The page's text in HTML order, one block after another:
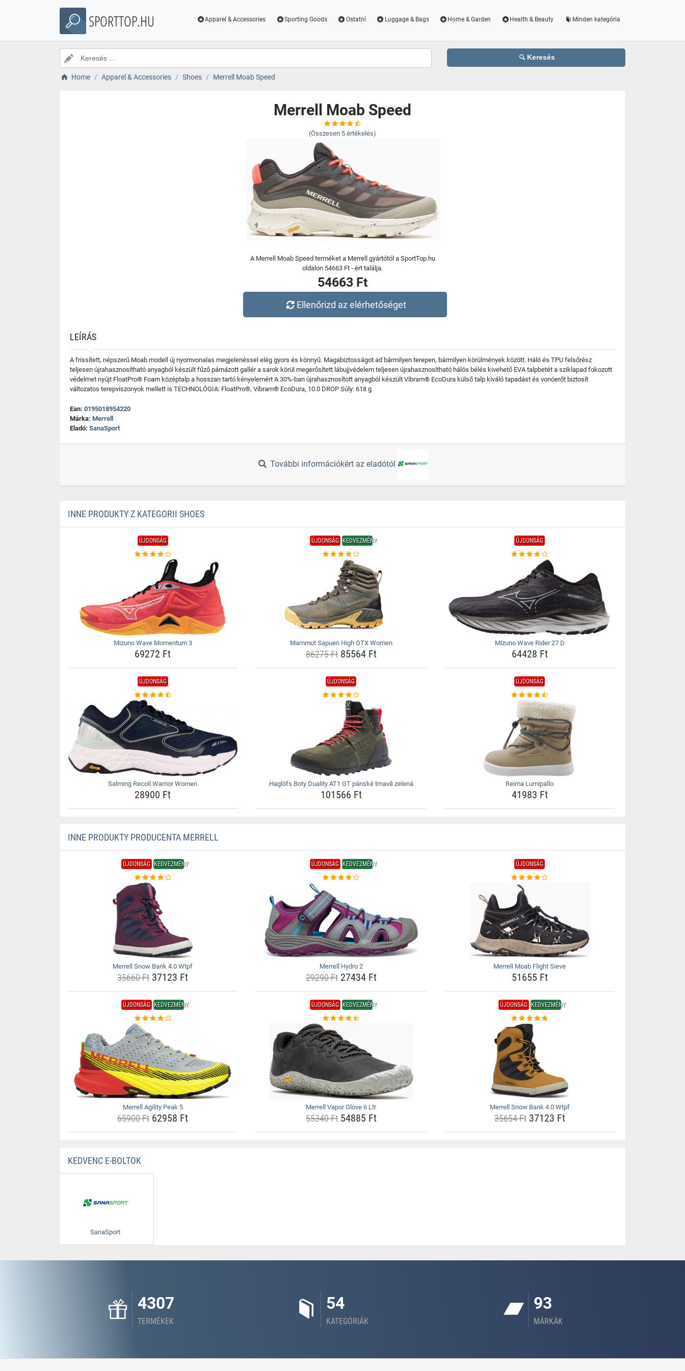
SPORTTOP.HU Apparel & Accessories Sporting Goods Ostatní Luggage & Bags Home & Garden Health & Beauty Minden kategória
Keresés
Home Apparel & Accessories Shoes Merrell Moab Speed
Merrell Moab Speed
(Összesen 5 értékelés)
A Merrell Moab Speed terméket a Merrell gyártótól a SportTop.hu
oldalon 54663 Ft - ért találja.
54663 Ft
Ellenőrizd az elérhetőséget
LEÍRÁS
A frissített, népszerű Moab modell új nyomvonalas megjelenéssel elég gyors és könnyű. Magabiztosságot ad bármilyen terepen, bármilyen körülmények között. Háló és TPU felsőrész
teljesen újrahasznosítható anyagból készült fűző párnázott gallér a sarok körül megerősített lábujjvédelem teljesen újrahasznosítható hálós bélés kivehető EVA talpbetét a sziklapad fokozott
védelmet nyújt FloatPro® Foam középtalp a hosszan tartó kényelemért A 30%-ban újrahasznosított anyagból készült Vibram® EcoDura külső talp kiváló tapadást és vonóerőt biztosít
változatos terepviszonyok mellett is TECHNOLÓGIA: FloatPro®, Vibram® EcoDura, 10.0 DROP Súly: 618 g
Ean: 0195018954220
Márka: Merrell
Eladó: SanaSport
További információkért az eladótól
INNE PRODUKTY Z KATEGORII SHOES
ÚJDONSÁG
Mizuno Wave Momentum 3
69272 Ft
ÚJDONSÁG KEDVEZMÉNY
Mammut Sapuen High GTX Women
86275 Ft85564 Ft
ÚJDONSÁG
Mizuno Wave Rider 27 D
64428 Ft
ÚJDONSÁG
Salming Recoil Warrior Women
28900 Ft
ÚJDONSÁG
Haglöfs Boty Duality AT1 GT pánské tmavě zelená
101566 Ft
ÚJDONSÁG
Reima Lumipallo
41983 Ft
INNE PRODUKTY PRODUCENTA MERRELL
ÚJDONSÁG KEDVEZMÉNY
Merrell Snow Bank 4.0 Wtpf
35660 Ft37123 Ft
ÚJDONSÁG KEDVEZMÉNY
Merrell Hydro 2
29290 Ft27434 Ft
ÚJDONSÁG
Merrell Moab Flight Sieve
51655 Ft
ÚJDONSÁG KEDVEZMÉNY
Merrell Agility Peak 5
65900 Ft62958 Ft
ÚJDONSÁG KEDVEZMÉNY
Merrell Vapor Glove 6 Ltr
55340 Ft54885 Ft
ÚJDONSÁG KEDVEZMÉNY
Merrell Snow Bank 4.0 Wtpf
35654 Ft37123 Ft
KEDVENC E-BOLTOK
SanaSport
4307
TERMÉKEK
54
KATEGÓRIÁK
93
MÁRKÁK